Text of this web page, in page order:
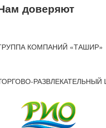
доверяют
КОМПАНИЙ «ТАШИР»
РАЗВЛЕКАТЕЛЬНЫЙ